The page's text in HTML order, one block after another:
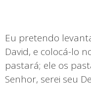
Eu pretendo
David, e colocá-lo
pastará; ele os
Senhor, serei seu